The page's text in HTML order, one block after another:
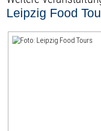
Leipzig Food